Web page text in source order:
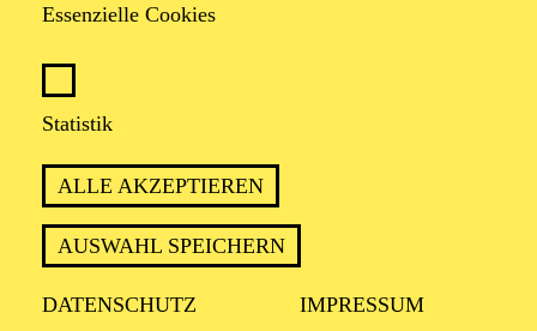
Essenzielle Cookies
Statistik
ALLE AKZEPTIEREN
AUSWAHL SPEICHERN
DATENSCHUTZ IMPRESSUM
DiePhilharmonie Essen
gemeinsam einen herausragenden Beitrag zum
Beethoven-Jahr 2027: Unter dem Motto „Alles
Gesamtaufführung aller 32 Klaviersonaten von
van Beethoven, dessen Todestag sich am 26. März
2027 zum 200. Mal jährt. Den Auftakt bilden zwei
Konzerte in der Philharmonie Essen am